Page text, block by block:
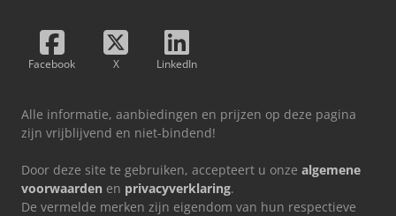
Facebook X LinkedIn
Alle informatie, aanbiedingen en prijzen op deze pagina
zijn vrijblijvend en niet-bindend!
Door deze site te gebruiken, accepteert u onze algemene
voorwaarden en privacyverklaring.
De vermelde merken zijn eigendom van hun respectieve